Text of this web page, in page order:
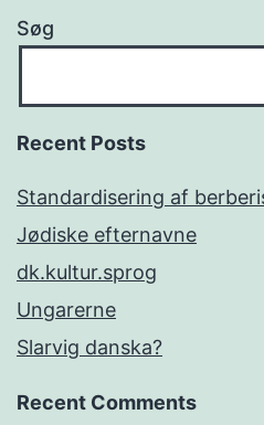
Søg
Recent Posts
Standardisering af
Jødiske efternavne
dk.kultur.sprog
Ungarerne
Slarvig danska?
Recent Comments